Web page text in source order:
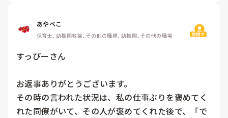
あやべこ
保育士, 幼稚園教諭, その他の職種, 幼稚園, その他の職場 質問主
すっぴーさん
お返事ありがとうございます。
その時の言われた状況は、私の仕事ぶりを褒めてく
れた同僚がいて、その人が褒めてくれた後で、「で